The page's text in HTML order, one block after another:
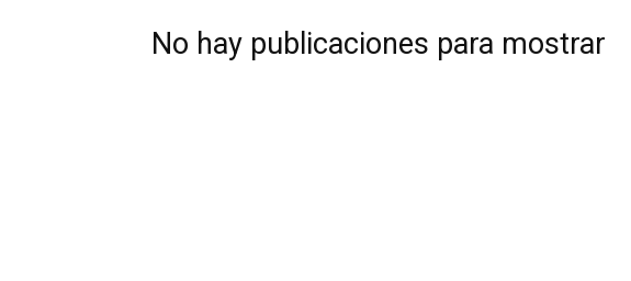
No hay publicaciones para mostrar